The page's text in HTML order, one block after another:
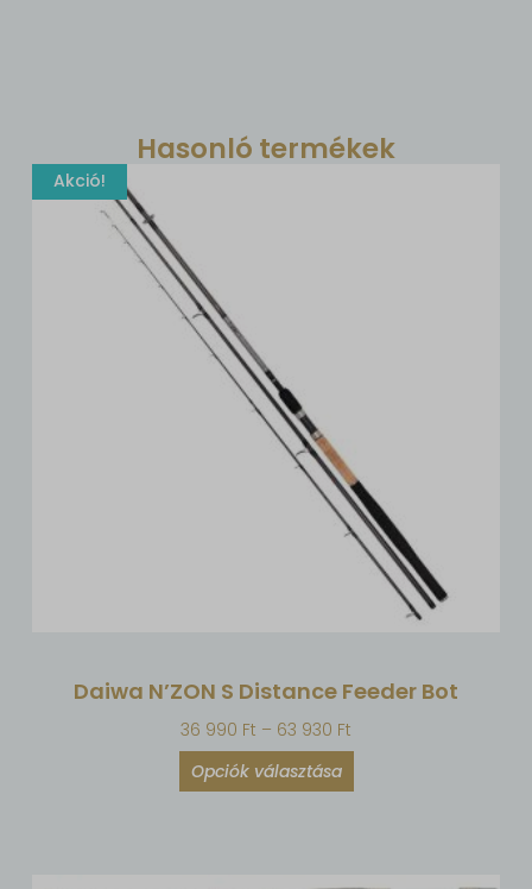
Hasonló termékek
Akció!
Daiwa N’ZON S Distance Feeder Bot
36 990 Ft – 63 930 Ft
Opciók választása